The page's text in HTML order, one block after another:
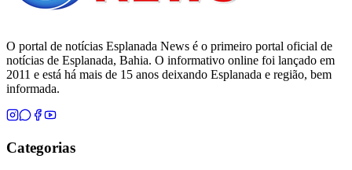
O portal de notícias Esplanada News é o primeiro portal oficial de
notícias de Esplanada, Bahia. O informativo online foi lançado em
2011 e está há mais de 15 anos deixando Esplanada e região, bem
informada.
Categorias